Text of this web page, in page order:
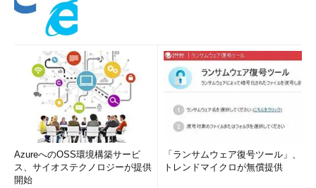
AzureへのOSS環境構築サービ
ス、サイオステクノロジーが提供
開始
「ランサムウェア復号ツール」、
トレンドマイクロが無償提供